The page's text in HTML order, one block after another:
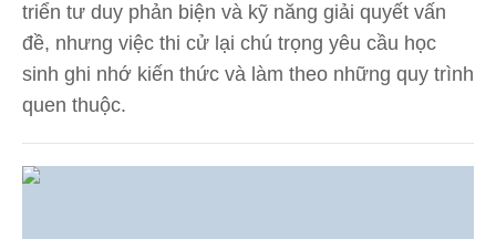
triển tư duy phản biện và kỹ năng giải quyết vấn
đề, nhưng việc thi cử lại chú trọng yêu cầu học
sinh ghi nhớ kiến thức và làm theo những quy trình
quen thuộc.